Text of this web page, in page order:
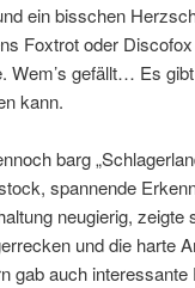
ein bisschen
Foxtrot oder
Wem’s gefällt… Es
kann.
barg
spannende
neugierig, zeigte
und die harte
gab auch